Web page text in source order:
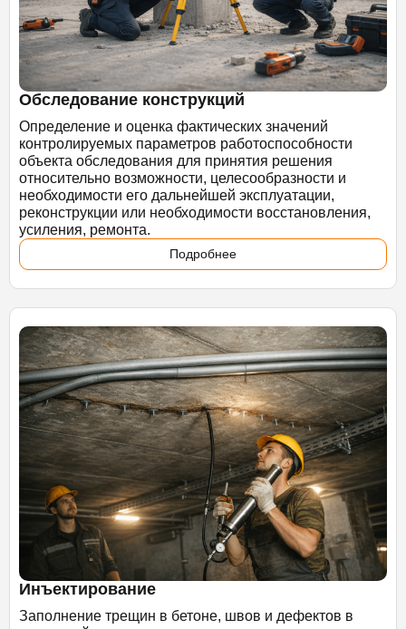
Обследование конструкций
Определение и оценка фактических значений
контролируемых параметров работоспособности
объекта обследования для принятия решения
относительно возможности, целесообразности и
необходимости его дальнейшей эксплуатации,
реконструкции или необходимости восстановления,
усиления, ремонта.
Подробнее
Инъектирование
Заполнение трещин в бетоне, швов и дефектов в